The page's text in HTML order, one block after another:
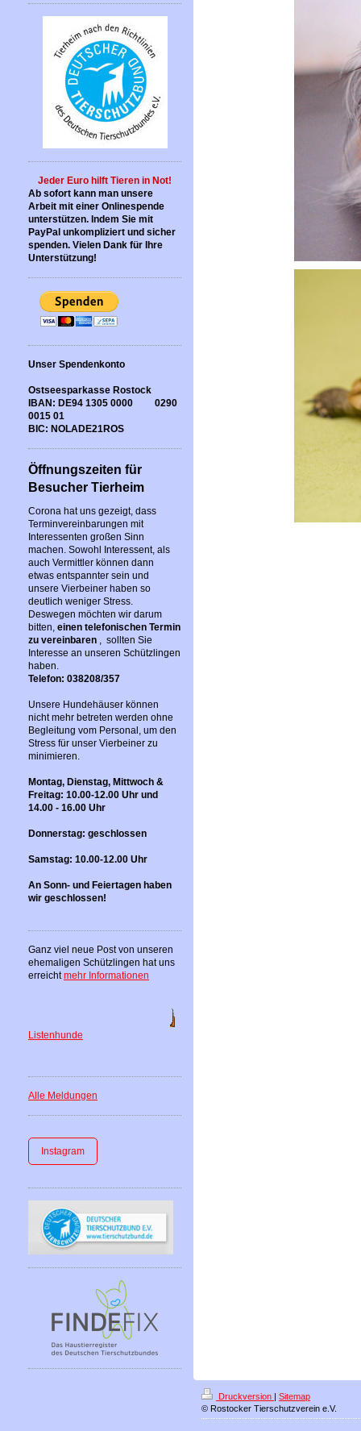
Jeder Euro hilft Tieren in Not!
Ab sofort kann man unsere
Arbeit mit einer Onlinespende
unterstützen. Indem Sie mit
PayPal unkompliziert und sicher
spenden. Vielen Dank für Ihre
Unterstützung!
Unser Spendenkonto
Ostseesparkasse Rostock
IBAN: DE94 1305 0000 0290
0015 01
BIC: NOLADE21ROS
Öffnungszeiten für
Besucher Tierheim
Corona hat uns gezeigt, dass
Terminvereinbarungen mit
Interessenten großen Sinn
machen. Sowohl Interessent, als
auch Vermittler können dann
etwas entspannter sein und
unsere Vierbeiner haben so
deutlich weniger Stress.
Deswegen möchten wir darum
bitten, einen telefonischen Termin
zu vereinbaren , sollten Sie
Interesse an unseren Schützlingen
haben.
Telefon: 038208/357
Unsere Hundehäuser können
nicht mehr betreten werden ohne
Begleitung vom Personal, um den
Stress für unser Vierbeiner zu
minimieren.
Montag, Dienstag, Mittwoch &
Freitag: 10.00-12.00 Uhr und
14.00 - 16.00 Uhr
Donnerstag: geschlossen
Samstag: 10.00-12.00 Uhr
An Sonn- und Feiertagen haben
wir geschlossen!
Ganz viel neue Post von unseren
ehemaligen Schützlingen hat uns
erreichtmehr Informationen
Listenhunde
Alle Meldungen
Instagram
Druckversion | Sitemap
© Rostocker Tierschutzverein e.V.